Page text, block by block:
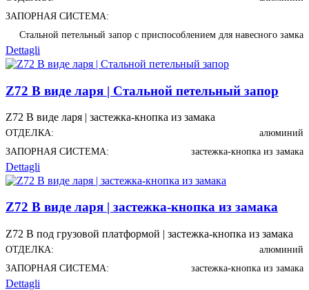
ЗАПОРНАЯ СИСТЕМА:
Стальной петельный запор с приспособлением для навесного замка
Dettagli
Z72 В виде ларя | Стальной петельный запор
Z72 В виде ларя | застежка-кнопка из замака
ОТДЕЛКА:
алюминий
ЗАПОРНАЯ СИСТЕМА:
застежка-кнопка из замака
Dettagli
Z72 В виде ларя | застежка-кнопка из замака
Z72 В под грузовой платформой | застежка-кнопка из замака
ОТДЕЛКА:
алюминий
ЗАПОРНАЯ СИСТЕМА:
застежка-кнопка из замака
Dettagli